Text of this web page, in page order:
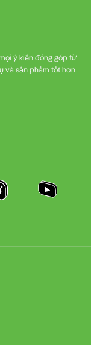
ý kiến đóng góp từ
và sản phẩm tốt hơn